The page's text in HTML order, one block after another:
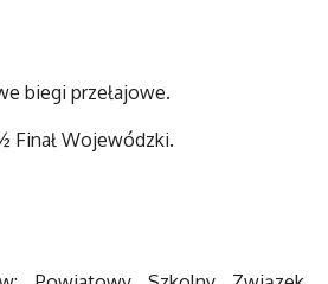
biegi przełajowe.
Finał Wojewódzki.